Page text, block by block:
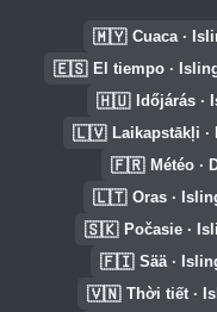
🇲🇾 Cuaca ·
🇪🇸 El tiempo ·
🇭🇺 Időjárás ·
🇱🇻 Laikapstākļi
🇫🇷 Météo ·
🇱🇹 Oras ·
🇸🇰 Počasie ·
🇫🇮 Sää ·
🇻🇳 Thời tiết ·